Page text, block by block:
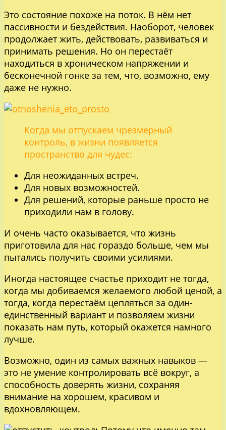
Это состояние похоже на поток. В нём нет
пассивности и бездействия. Наоборот, человек
продолжает жить, действовать, развиваться и
принимать решения. Но он перестаёт
находиться в хроническом напряжении и
бесконечной гонке за тем, что, возможно, ему
даже не нужно.
Когда мы отпускаем чрезмерный
контроль, в жизни появляется
пространство для чудес:
Для неожиданных встреч.
Для новых возможностей.
Для решений, которые раньше просто не
приходили нам в голову.
И очень часто оказывается, что жизнь
приготовила для нас гораздо больше, чем мы
пытались получить своими усилиями.
Иногда настоящее счастье приходит не тогда,
когда мы добиваемся желаемого любой ценой, а
тогда, когда перестаём цепляться за один-
единственный вариант и позволяем жизни
показать нам путь, который окажется намного
лучше.
Возможно, один из самых важных навыков —
это не умение контролировать всё вокруг, а
способность доверять жизни, сохраняя
внимание на хорошем, красивом и
вдохновляющем.